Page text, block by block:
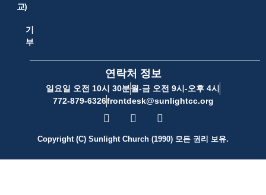
교)
기
부
연락처 정보
일요일 오전 10시 30분월-금 오전 9시-오후 4시
772-879-6326frontdesk@sunlightcc.org
Copyright (C) Sunlight Church (1990) 모든 권리 보유.